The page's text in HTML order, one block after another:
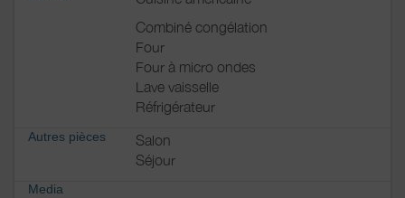
Combiné congélation
Four
Four à micro ondes
Lave vaisselle
Réfrigérateur
Autres pièces
Salon
Séjour
Media